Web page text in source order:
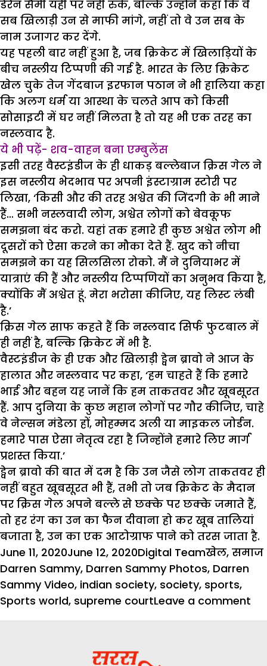
डेरेन सैमी यहीं पर नहीं रुके, बल्कि उन्होंने कहा कि वे
सब खिलाड़ी उन से माफी मांगे, नहीं तो वे उन सब के
नाम उजागर कर देंगे.
यह पहली बार नहीं हुआ है, जब क्रिकेट में खिलाड़ियों के
बीच नस्लीय टिप्पणी की गई है. भारत के लिए क्रिकेट
खेल चुके तेज गेंदबाज इरफान पठान ने भी हालिया कहा
कि अलग धर्म या आस्था के चलते आप को किसी
सोसाइटी में घर नहीं मिलता है तो यह भी एक तरह का
नस्लवाद है.
ये भी पढ़ें- शव-वाहन बना एम्बुलेंस
इसी तरह वैस्टइंडीज के ही धाकड़ बल्लेबाज क्रिस गेल ने
इस नस्लीय भेदभाव पर अपनी इंस्टाग्राम स्टोरी पर
लिखा, ‘किसी और की तरह अश्वेत की जिंदगी के भी माने
हैं… सभी नस्लवादी लोग, अश्वेत लोगों को बेवकूफ
समझना बंद करो. यहां तक हमारे ही कुछ अश्वेत लोग भी
दूसरों को ऐसा करने का मौका देते हैं. खुद को नीचा
समझने का यह सिलसिला रोको. मैं ने दुनियाभर में
यात्राएं की हैं और नस्लीय टिप्पणियों का अनुभव किया है,
क्योंकि मैं अश्वेत हूं. मेरा भरोसा कीजिए, यह लिस्ट लंबी
है.’
क्रिस गेल साफ कहते हैं कि नस्लवाद सिर्फ फुटबाल में
ही नहीं है, बल्कि क्रिकेट में भी है.
वैस्टइंडीज के ही एक और खिलाड़ी ड्वेन ब्रावो ने आज के
हालात और नस्लवाद पर कहा, ‘हम चाहते हैं कि हमारे
भाई और बहन यह जानें कि हम ताकतवर और खूबसूरत
हैं. आप दुनिया के कुछ महान लोगों पर गौर कीजिए, चाहे
वे नेल्सन मंडेला हों, मोहम्मद अली या माइकल जोर्डन.
हमारे पास ऐसा नेतृत्व रहा है जिन्होंने हमारे लिए मार्ग
प्रशस्त किया.’
ड्वेन ब्रावो की बात में दम है कि उन जैसे लोग ताकतवर ही
नहीं बहुत खूबसूरत भी हैं, तभी तो जब क्रिकेट के मैदान
पर क्रिस गेल अपने बल्ले से छक्के पर छक्के जमाते हैं,
तो हर रंग का उन का फैन दीवाना हो कर खूब तालियां
बजाता है, उन का एक आटोग्राफ पाने को तरस जाता है.
Posted
on
June 11, 2020June 12, 2020Author
Digital TeamCategories
खेल, समाज
Darren Sammy, Darren Sammy Photos, Darren
Sammy Video, indian society, society, sports,
Sports world, supreme courtLeave a comment